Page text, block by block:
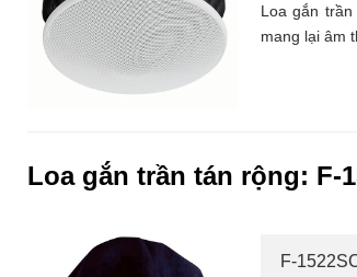
Loa gắn
mang lại âm
Loa gắn trần tán rộng: F-
F-